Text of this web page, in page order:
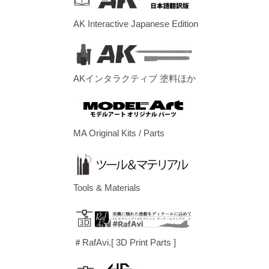
AK Interactive Japanese Edition
AKインタラクティブ 塗料ほか
MA Original Kits / Parts
Tools & Materials
＃RafAvi.[ 3D Print Parts ]